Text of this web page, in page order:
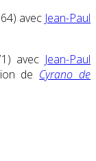
avec Jean-Paul
avec Jean-Paul
de Cyrano de